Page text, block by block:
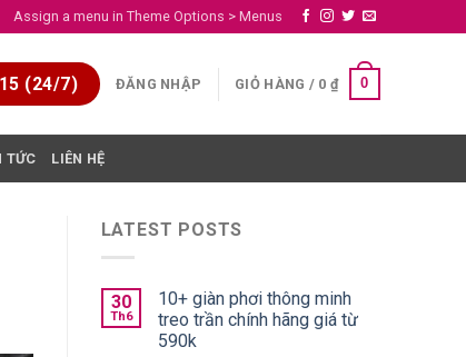
Assign a menu in Theme Options > Menus
(24/7) ĐĂNG NHẬP GIỎ HÀNG / 0 ₫ 0
TỨC LIÊN HỆ
LATEST POSTS
30
Th6
10+ giàn phơi thông minh
treo trần chính hãng giá từ
590k